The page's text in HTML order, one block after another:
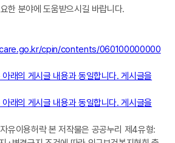
한 분야에 도움받으시길 바랍니다.
cpin/contents/060100000000